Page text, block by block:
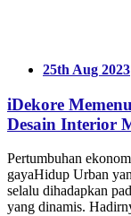
25th Aug 2023
iDekore
Desain Interior
Pertumbuhan
gayaHidup Urban
selalu dihadapkan
yang dinamis.